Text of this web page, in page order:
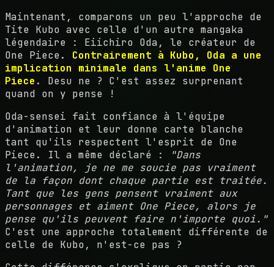
Maintenant, comparons un peu l'approche de
Tite Kubo avec celle d'un autre mangaka
légendaire : Eiichiro Oda, le créateur de
One Piece. Contrairement à Kubo, Oda a une
implication minimale dans l'anime One
Piece . Desu ne ? C'est assez surprenant
quand on y pense !
Oda-sensei fait confiance à l'équipe
d'animation et leur donne carte blanche
tant qu'ils respectent l'esprit de One
Piece. Il a même déclaré :
"Dans
l'animation, je ne me soucie pas vraiment
de la façon dont chaque partie est traitée.
Tant que les gens pensent vraiment aux
personnages et aiment One Piece, alors je
pense qu'ils peuvent faire n'importe quoi."
C'est une approche totalement différente de
celle de Kubo, n'est-ce pas ?